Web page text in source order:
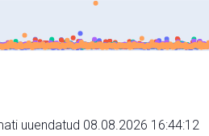
uuendatud 08.08.2026 16:44:12